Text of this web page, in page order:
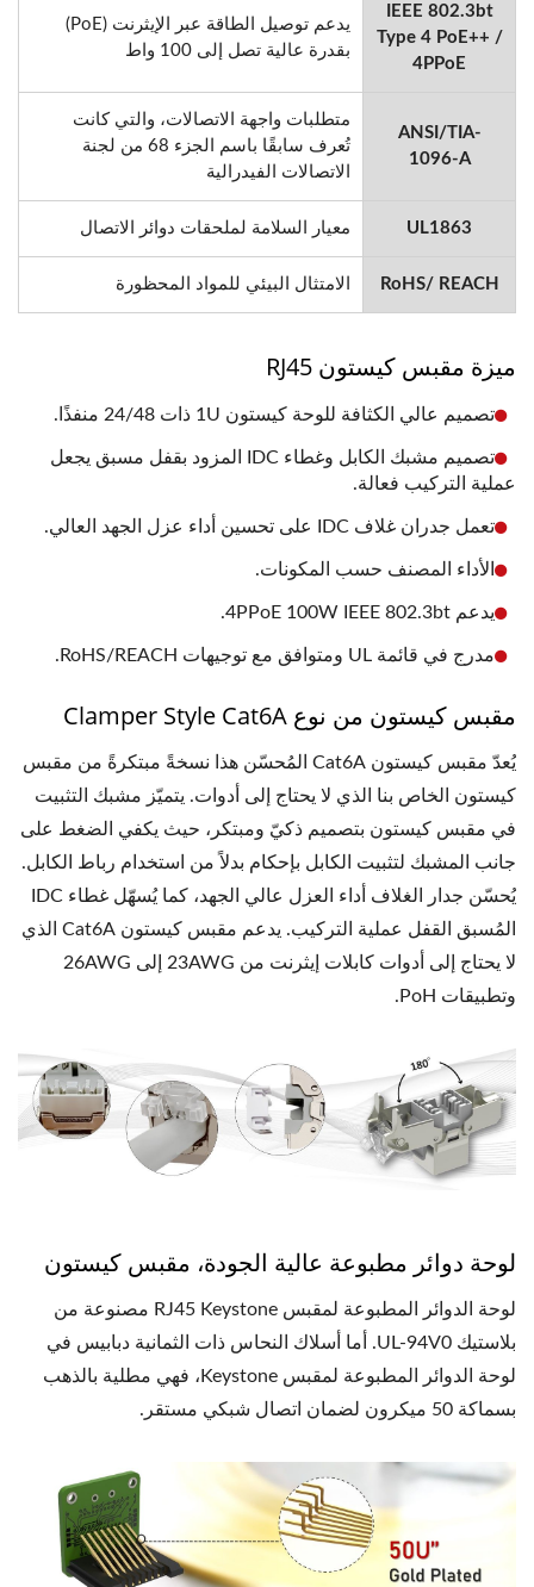
IEEE 802.3bt
Type 4 PoE++ /
4PPoE
يدعم توصيل الطاقة عبر الإيثرنت (PoE)
بقدرة عالية تصل إلى 100 واط
ANSI/TIA-
1096-A
متطلبات واجهة الاتصالات، والتي كانت
تُعرف سابقًا باسم الجزء 68 من لجنة
الاتصالات الفيدرالية
UL1863 معيار السلامة لملحقات دوائر الاتصال
RoHS/ REACH الامتثال البيئي للمواد المحظورة
ميزة مقبس كيستون RJ45
تصميم عالي الكثافة للوحة كيستون 1U ذات 24/48 منفذًا.
تصميم مشبك الكابل وغطاء IDC المزود بقفل مسبق يجعل
عملية التركيب فعالة.
تعمل جدران غلاف IDC على تحسين أداء عزل الجهد العالي.
الأداء المصنف حسب المكونات.
يدعم 4PPoE 100W IEEE 802.3bt.
مدرج في قائمة UL ومتوافق مع توجيهات RoHS/REACH.
مقبس كيستون من نوع Clamper Style Cat6A
يُعدّ مقبس كيستون Cat6A المُحسّن هذا نسخةً مبتكرةً من مقبس
كيستون الخاص بنا الذي لا يحتاج إلى أدوات. يتميّز مشبك التثبيت
في مقبس كيستون بتصميم ذكيّ ومبتكر، حيث يكفي الضغط على
جانب المشبك لتثبيت الكابل بإحكام بدلاً من استخدام رباط الكابل.
يُحسّن جدار الغلاف أداء العزل عالي الجهد، كما يُسهّل غطاء IDC
المُسبق القفل عملية التركيب. يدعم مقبس كيستون Cat6A الذي
لا يحتاج إلى أدوات كابلات إيثرنت من 23AWG إلى 26AWG
وتطبيقات PoH.
لوحة دوائر مطبوعة عالية الجودة، مقبس كيستون
لوحة الدوائر المطبوعة لمقبس RJ45 Keystone مصنوعة من
بلاستيك UL-94V0. أما أسلاك النحاس ذات الثمانية دبابيس في
لوحة الدوائر المطبوعة لمقبس Keystone، فهي مطلية بالذهب
بسماكة 50 ميكرون لضمان اتصال شبكي مستقر.